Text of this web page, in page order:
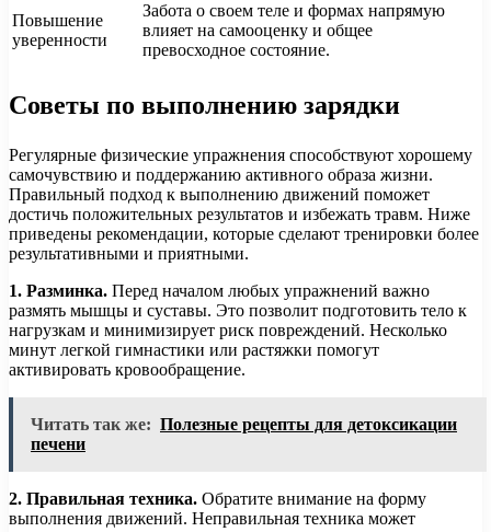
Повышение
уверенности
Забота о своем теле и формах напрямую
влияет на самооценку и общее
превосходное состояние.
Советы по выполнению зарядки
Регулярные физические упражнения способствуют хорошему
самочувствию и поддержанию активного образа жизни.
Правильный подход к выполнению движений поможет
достичь положительных результатов и избежать травм. Ниже
приведены рекомендации, которые сделают тренировки более
результативными и приятными.
1. Разминка. Перед началом любых упражнений важно
размять мышцы и суставы. Это позволит подготовить тело к
нагрузкам и минимизирует риск повреждений. Несколько
минут легкой гимнастики или растяжки помогут
активировать кровообращение.
Читать так же: Полезные рецепты для детоксикации
печени
2. Правильная техника. Обратите внимание на форму
выполнения движений. Неправильная техника может